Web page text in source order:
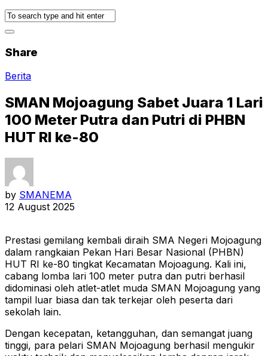
Share
Berita
SMAN Mojoagung Sabet Juara 1 Lari
100 Meter Putra dan Putri di PHBN
HUT RI ke-80
by SMANEMA
12 August 2025
Prestasi gemilang kembali diraih SMA Negeri Mojoagung
dalam rangkaian Pekan Hari Besar Nasional (PHBN)
HUT RI ke-80 tingkat Kecamatan Mojoagung. Kali ini,
cabang lomba lari 100 meter putra dan putri berhasil
didominasi oleh atlet-atlet muda SMAN Mojoagung yang
tampil luar biasa dan tak terkejar oleh peserta dari
sekolah lain.
Dengan kecepatan, ketangguhan, dan semangat juang
tinggi, para pelari SMAN Mojoagung berhasil mengukir